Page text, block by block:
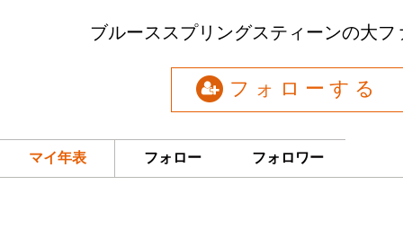
ブルーススプリングスティーンの大フ
フォローする
マイ年表 フォロー フォロワー